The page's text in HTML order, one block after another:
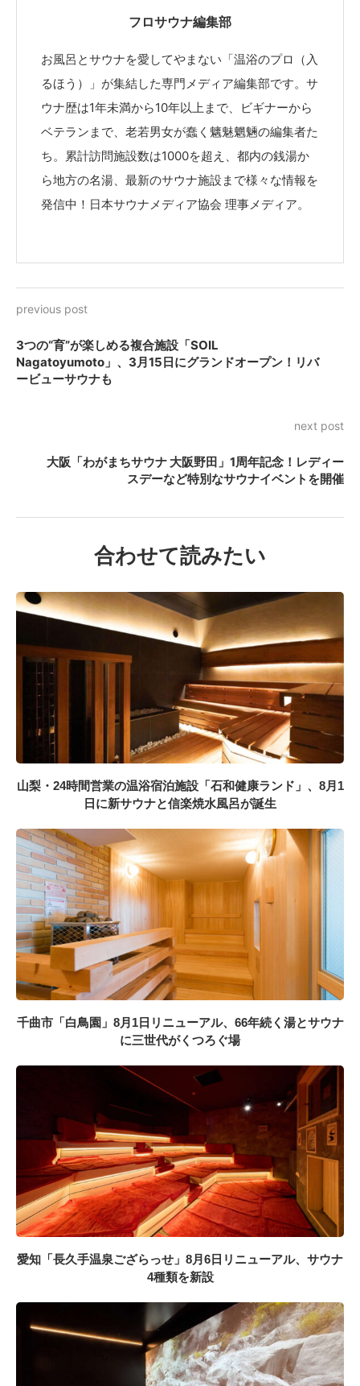
フロサウナ編集部
お風呂とサウナを愛してやまない「温浴のプロ（入
るほう）」が集結した専門メディア編集部です。サ
ウナ歴は1年未満から10年以上まで、ビギナーから
ベテランまで、老若男女が蠢く魑魅魍魎の編集者た
ち。累計訪問施設数は1000を超え、都内の銭湯か
ら地方の名湯、最新のサウナ施設まで様々な情報を
発信中！日本サウナメディア協会 理事メディア。
previous post
3つの“育”が楽しめる複合施設「SOIL
Nagatoyumoto」、3月15日にグランドオープン！リバ
ービューサウナも
next post
大阪「わがまちサウナ 大阪野田」1周年記念！レディー
スデーなど特別なサウナイベントを開催
合わせて読みたい
山梨・24時間営業の温浴宿泊施設「石和健康ランド」、8月1
日に新サウナと信楽焼水風呂が誕生
千曲市「白鳥園」8月1日リニューアル、66年続く湯とサウナ
に三世代がくつろぐ場
愛知「長久手温泉ござらっせ」8月6日リニューアル、サウナ
4種類を新設